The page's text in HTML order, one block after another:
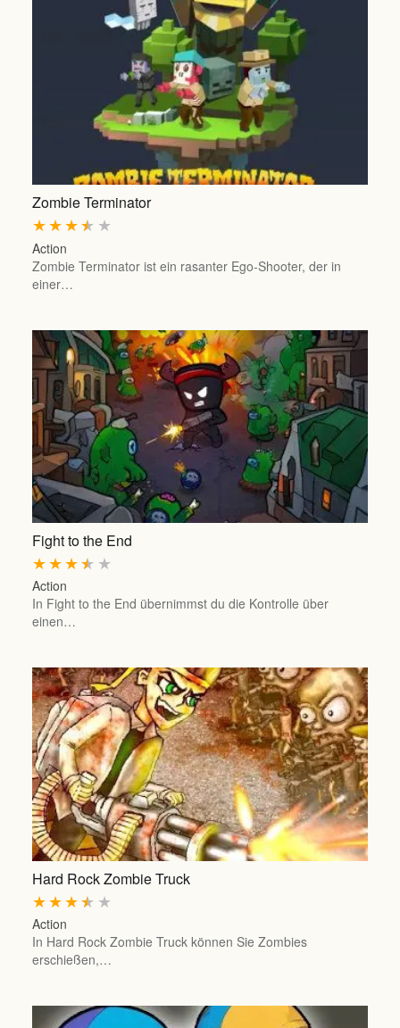
Zombie Terminator
★
★
★
★
★
Action
Zombie Terminator ist ein rasanter Ego-Shooter, der in
einer…
Fight to the End
★
★
★
★
★
Action
In Fight to the End übernimmst du die Kontrolle über
einen…
Hard Rock Zombie Truck
★
★
★
★
★
Action
In Hard Rock Zombie Truck können Sie Zombies
erschießen,…